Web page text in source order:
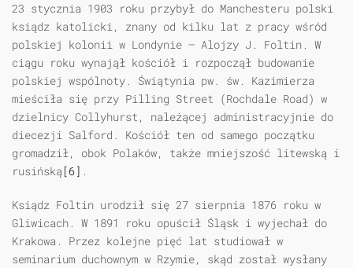
23 stycznia 1903 roku przybył do Manchesteru polski
ksiądz katolicki, znany od kilku lat z pracy wśród
polskiej kolonii w Londynie — Alojzy J. Foltin. W
ciągu roku wynajął kościół i rozpoczął budowanie
polskiej wspólnoty. Świątynia pw. św. Kazimierza
mieściła się przy Pilling Street (Rochdale Road) w
dzielnicy Collyhurst, należącej administracyjnie do
diecezji Salford. Kościół ten od samego początku
gromadził, obok Polaków, także mniejszość litewską i
rusińską[6] .
Ksiądz Foltin urodził się 27 sierpnia 1876 roku w
Gliwicach. W 1891 roku opuścił Śląsk i wyjechał do
Krakowa. Przez kolejne pięć lat studiował w
seminarium duchownym w Rzymie, skąd został wysłany